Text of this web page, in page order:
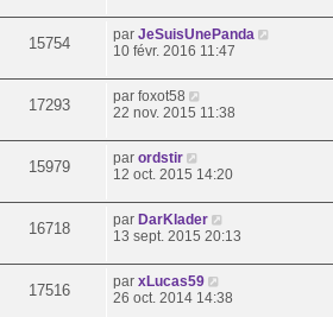
15754 par JeSuisUnePanda
10 févr. 2016 11:47
17293 par foxot58
22 nov. 2015 11:38
15979 par ordstir
12 oct. 2015 14:20
16718 par DarKlader
13 sept. 2015 20:13
17516 par xLucas59
26 oct. 2014 14:38